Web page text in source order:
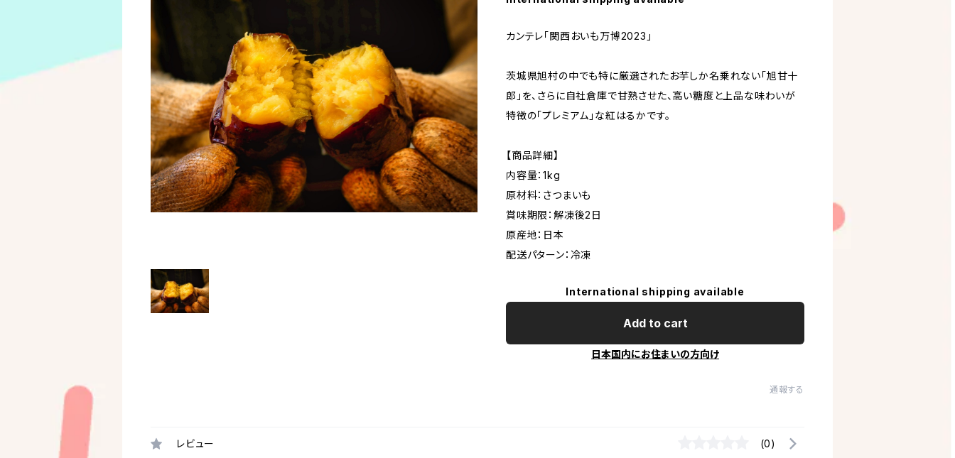
カンテレ「関西おいも万博2023」
茨城県旭村の中でも特に厳選されたお芋しか名乗れない「旭甘十
郎」を、さらに自社倉庫で甘熟させた、高い糖度と上品な味わいが
特徴の「プレミアム」な紅はるかです。
【商品詳細】
内容量：1kg
原材料：さつまいも
賞味期限：解凍後2日
原産地：日本
配送パターン：冷凍
International shipping available
Add to cart
日本国内にお住まいの方向け
通報する
レビュー (0)